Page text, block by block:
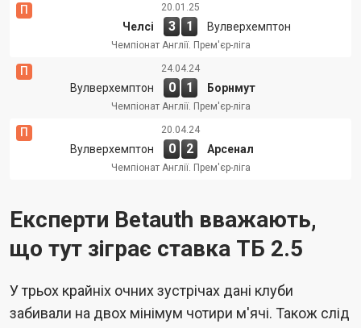
П 20.01.25
Челсі 3 1 Вулверхемптон
Чемпіонат Англії. Прем'єр-ліга
П 24.04.24
Вулверхемптон 0 1 Борнмут
Чемпіонат Англії. Прем'єр-ліга
П 20.04.24
Вулверхемптон 0 2 Арсенал
Чемпіонат Англії. Прем'єр-ліга
Експерти Betauth вважають,
що тут зіграє ставка ТБ 2.5
У трьох крайніх очних зустрічах дані клуби
забивали на двох мінімум чотири м'ячі. Також слід